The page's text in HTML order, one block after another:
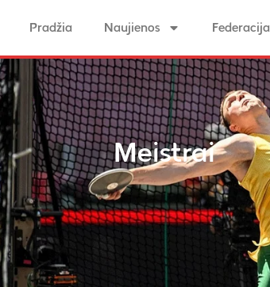
Pradžia Naujienos Federacija
Meistrai